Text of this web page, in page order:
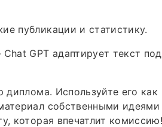
публикации и статистику.
GPT адаптирует текст
диплома. Используйте его
собственными идеями
которая впечатлит комиссию!